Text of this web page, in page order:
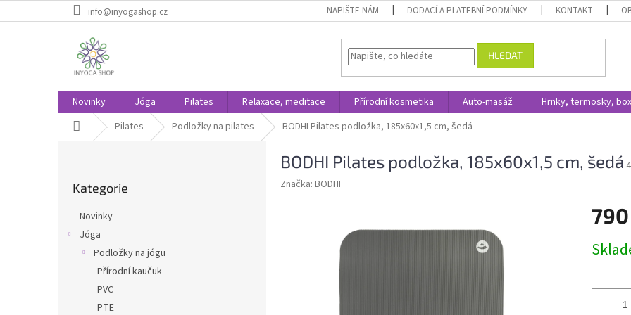
na
info@inyogashop.cz NAPIŠTE NÁM DODACÍ A PLATEBNÍ PODMÍNKY KONTAKT
HLEDAT
Novinky Jóga Pilates Relaxace, meditace Přírodní kosmetika Auto-masáž Hrnky, termosky,
Domů Pilates Podložky na pilates BODHI Pilates podložka, 185x60x1,5 cm, šedá
kategorie
Kategorie
Novinky
Jóga
Podložky na jógu
Přírodní kaučuk
PVC
PTE
BODHI Pilates podložka, 185x60x1,5 cm, šedá
Značka: BODHI
cena: